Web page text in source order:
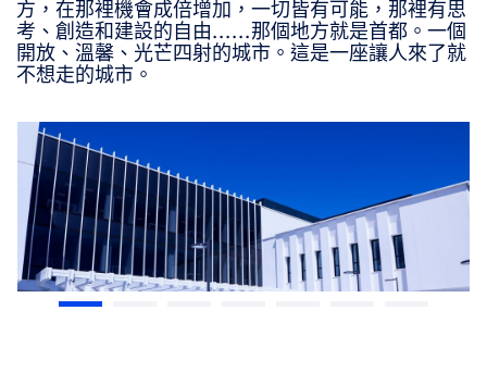
方，在那裡機會成倍增加，一切皆有可能，那裡有思
考、創造和建設的自由......那個地方就是首都。一個
開放、溫馨、光芒四射的城市。這是一座讓人來了就
不想走的城市。